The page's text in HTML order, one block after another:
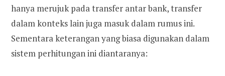
hanya merujuk pada transfer antar bank, transfer
dalam konteks lain juga masuk dalam rumus ini.
Sementara keterangan yang biasa digunakan dalam
sistem perhitungan ini diantaranya: